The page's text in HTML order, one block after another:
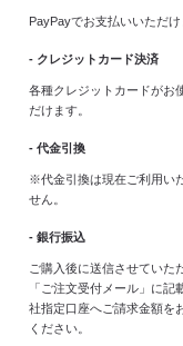
PayPayでお支払いいただけ
- クレジットカード決済
各種クレジットカードがお
だけます。
- 代金引換
※代金引換は現在ご利用い
せん。
- 銀行振込
ご購入後に送信させていた
「ご注文受付メール」に記
社指定口座へご請求金額を
ください。